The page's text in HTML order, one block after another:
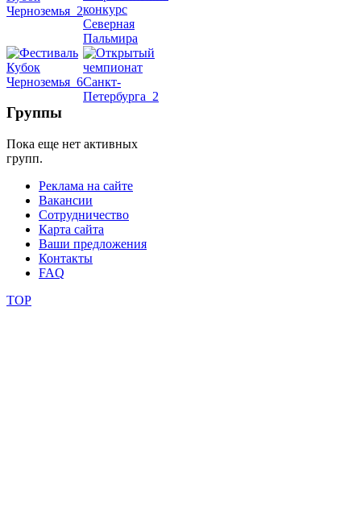
Группы
Пока еще нет активных
групп.
Реклама на сайте
Вакансии
Сотрудничество
Карта сайта
Ваши предложения
Контакты
FAQ
TOP